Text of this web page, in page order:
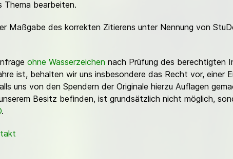
Thema bearbeiten.
des korrekten Zitierens unter Nennung von
ohne Wasserzeichen nach Prüfung des berechtigten
ist, behalten wir uns insbesondere das Recht vor, einer
uns von den Spendern der Originale hierzu Auflagen
Besitz befinden, ist grundsätzlich nicht möglich,
.